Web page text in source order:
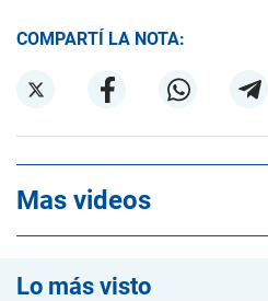
COMPARTÍ LA NOTA:
Mas videos
Lo más visto